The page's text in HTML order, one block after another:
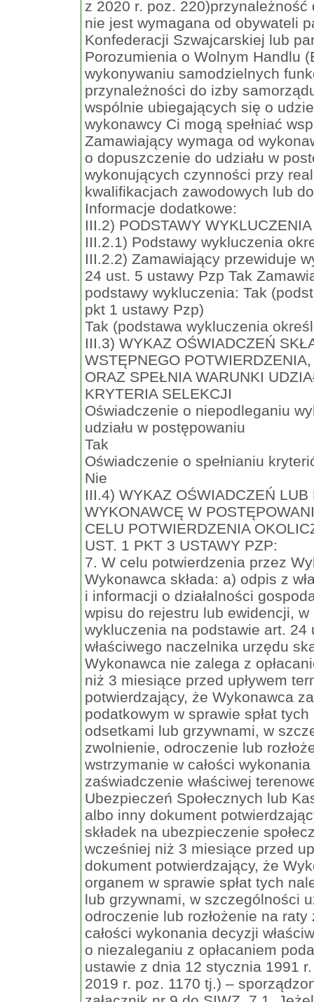
z 2020 r. poz. 220)przynależność
nie jest wymagana od obywateli
Konfederacji Szwajcarskiej lub
Porozumienia o Wolnym Handlu
wykonywaniu samodzielnych
przynależności do izby
wspólnie ubiegających się o
wykonawcy Ci mogą spełniać
Zamawiający wymaga od
o dopuszczenie do udziału w
wykonujących czynności przy
kwalifikacjach zawodowych lub
Informacje dodatkowe:
III.2) PODSTAWY WYKLUCZENIA
III.2.1) Podstawy wykluczenia
III.2.2) Zamawiający przewiduje
24 ust. 5 ustawy Pzp Tak
podstawy wykluczenia: Tak
pkt 1 ustawy Pzp)
Tak (podstawa wykluczenia
III.3) WYKAZ OŚWIADCZEŃ
WSTĘPNEGO
ORAZ SPEŁNIA WARUNKI
KRYTERIA SELEKCJI
Oświadczenie o niepodleganiu
udziału w postępowaniu
Tak
Oświadczenie o spełnianiu
Nie
III.4) WYKAZ OŚWIADCZEŃ
WYKONAWCĘ W
CELU POTWIERDZENIA
UST. 1 PKT 3 USTAWY PZP:
7. W celu potwierdzenia przez
Wykonawca składa: a) odpis z
i informacji o działalności
wpisu do rejestru lub ewidencji,
wykluczenia na podstawie art.
właściwego naczelnika urzędu
Wykonawca nie zalega z
niż 3 miesiące przed upływem
potwierdzający, że Wykonawca
podatkowym w sprawie spłat
odsetkami lub grzywnami, w
zwolnienie, odroczenie lub
wstrzymanie w całości
zaświadczenie właściwej
Ubezpieczeń Społecznych lub
albo inny dokument
składek na ubezpieczenie
wcześniej niż 3 miesiące przed
dokument potwierdzający, że
organem w sprawie spłat tych
lub grzywnami, w szczególności
odroczenie lub rozłożenie na
całości wykonania decyzji
o niezaleganiu z opłacaniem
ustawie z dnia 12 stycznia 1991
2019 r. poz. 1170 tj.) –